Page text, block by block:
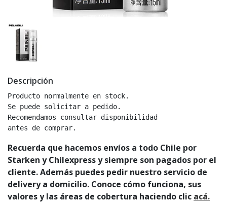
Descripción
Producto normalmente en stock.
Se puede solicitar a pedido.
Recomendamos consultar disponibilidad
antes de comprar.
Recuerda que hacemos envíos a todo Chile por
Starken y Chilexpress y siempre son pagados por el
cliente. Además puedes pedir nuestro servicio de
delivery a domicilio. Conoce cómo funciona, sus
valores y las áreas de cobertura haciendo clic acá.